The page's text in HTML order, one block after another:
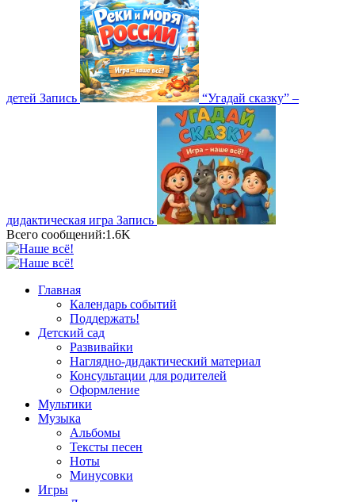
детей Запись “Угадай сказку” –
дидактическая игра Запись
Всего сообщений:1.6K
Главная
Календарь событий
Поддержать!
Детский сад
Развивайки
Наглядно-дидактический материал
Консультации для родителей
Оформление
Мультики
Музыка
Альбомы
Тексты песен
Ноты
Минусовки
Игры